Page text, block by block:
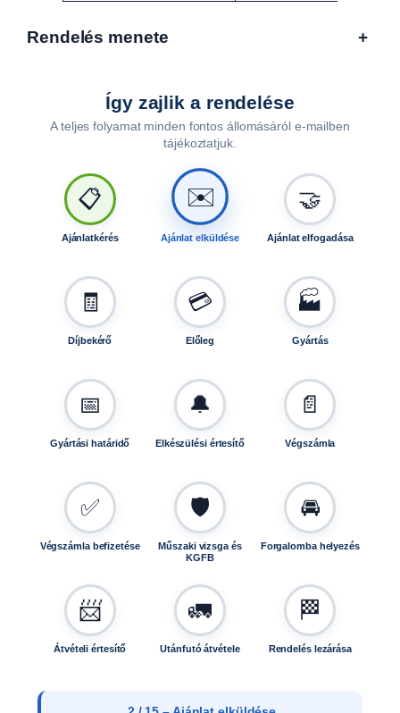
Rendelés menete +
Így zajlik a rendelése
A teljes folyamat minden fontos állomásáról e-mailben
tájékoztatjuk.
📋
Ajánlatkérés
✉️
Ajánlat elküldése
🤝
Ajánlat elfogadása
🧾
Díjbekérő
💳
Előleg
🏭
Gyártás
📅
Gyártási határidő
🔔
Elkészülési értesítő
📄
Végszámla
✅
Végszámla befizetése
🛡️
Műszaki vizsga és
KGFB
🚘
Forgalomba helyezés
📨
Átvételi értesítő
🚛
Utánfutó átvétele
🏁
Rendelés lezárása